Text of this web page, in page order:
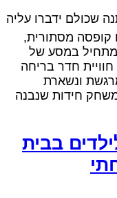
שכולם ידברו עליה
קופסה מסתורית,
במסע של
חדר בריחה
ונשארת
משחק חידות שנבנה
בבית